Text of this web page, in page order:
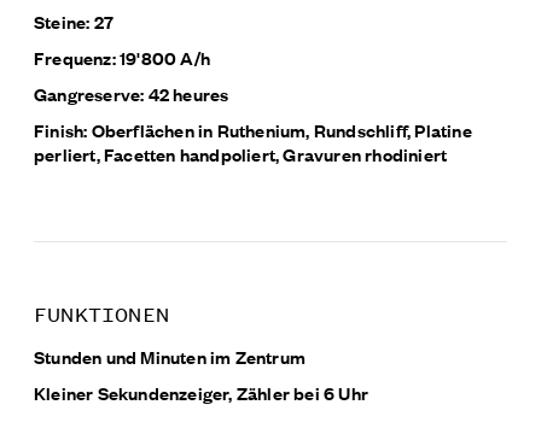
Steine: 27
Frequenz: 19'800 A/h
Gangreserve: 42 heures
Finish: Oberflächen in Ruthenium, Rundschliff, Platine
perliert, Facetten handpoliert, Gravuren rhodiniert
FUNKTIONEN
Stunden und Minuten im Zentrum
Kleiner Sekundenzeiger, Zähler bei 6 Uhr